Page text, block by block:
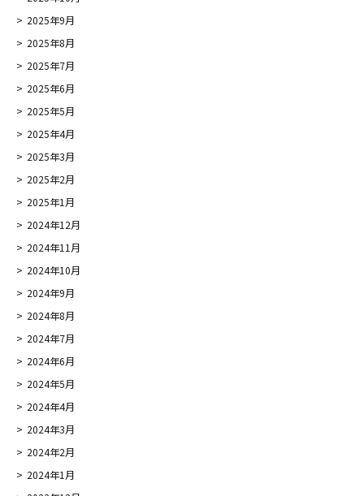
2025年9月
2025年8月
2025年7月
2025年6月
2025年5月
2025年4月
2025年3月
2025年2月
2025年1月
2024年12月
2024年11月
2024年10月
2024年9月
2024年8月
2024年7月
2024年6月
2024年5月
2024年4月
2024年3月
2024年2月
2024年1月